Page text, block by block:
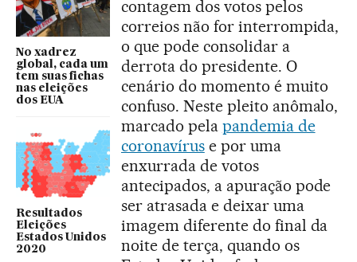
No xadrez
global, cada um
tem suas fichas
nas eleições
dos EUA
Resultados
Eleições
Estados Unidos
2020
contagem dos votos pelos
correios não for interrompida,
o que pode consolidar a
derrota do presidente. O
cenário do momento é muito
confuso. Neste pleito anômalo,
marcado pela pandemia de
coronavíruse por uma
enxurrada de votos
antecipados, a apuração pode
ser atrasada e deixar uma
imagem diferente do final da
noite de terça, quando os